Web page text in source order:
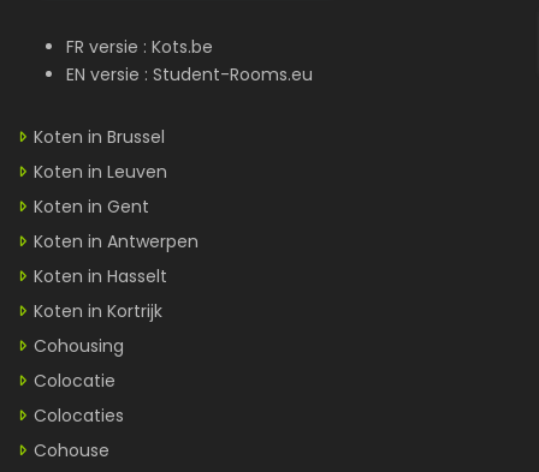
FR versie : Kots.be
EN versie : Student-Rooms.eu
Koten in Brussel
Koten in Leuven
Koten in Gent
Koten in Antwerpen
Koten in Hasselt
Koten in Kortrijk
Cohousing
Colocatie
Colocaties
Cohouse